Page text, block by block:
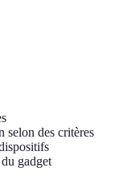
selon des critères
gadget